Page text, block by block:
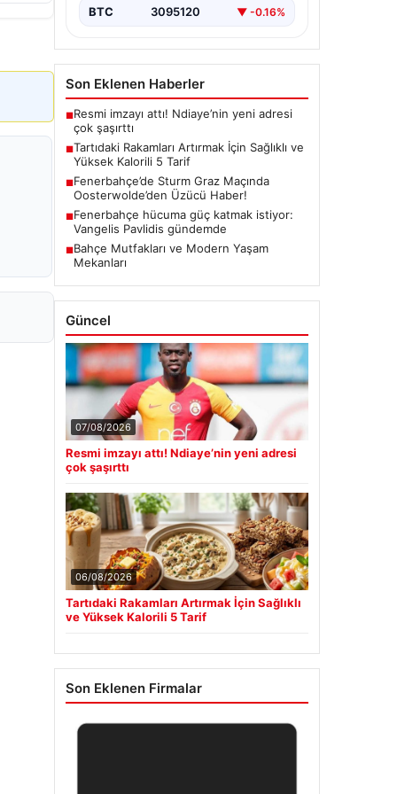
BTC 3095120 ▼ -0.16%
Son Eklenen Haberler
■Resmi imzayı attı! Ndiaye’nin yeni adresi
çok şaşırttı
■Tartıdaki Rakamları Artırmak İçin Sağlıklı ve
Yüksek Kalorili 5 Tarif
■Fenerbahçe’de Sturm Graz Maçında
Oosterwolde’den Üzücü Haber!
■Fenerbahçe hücuma güç katmak istiyor:
Vangelis Pavlidis gündemde
■Bahçe Mutfakları ve Modern Yaşam
Mekanları
Güncel
07/08/2026
Resmi imzayı attı! Ndiaye’nin yeni adresi
çok şaşırttı
06/08/2026
Tartıdaki Rakamları Artırmak İçin Sağlıklı
ve Yüksek Kalorili 5 Tarif
Son Eklenen Firmalar